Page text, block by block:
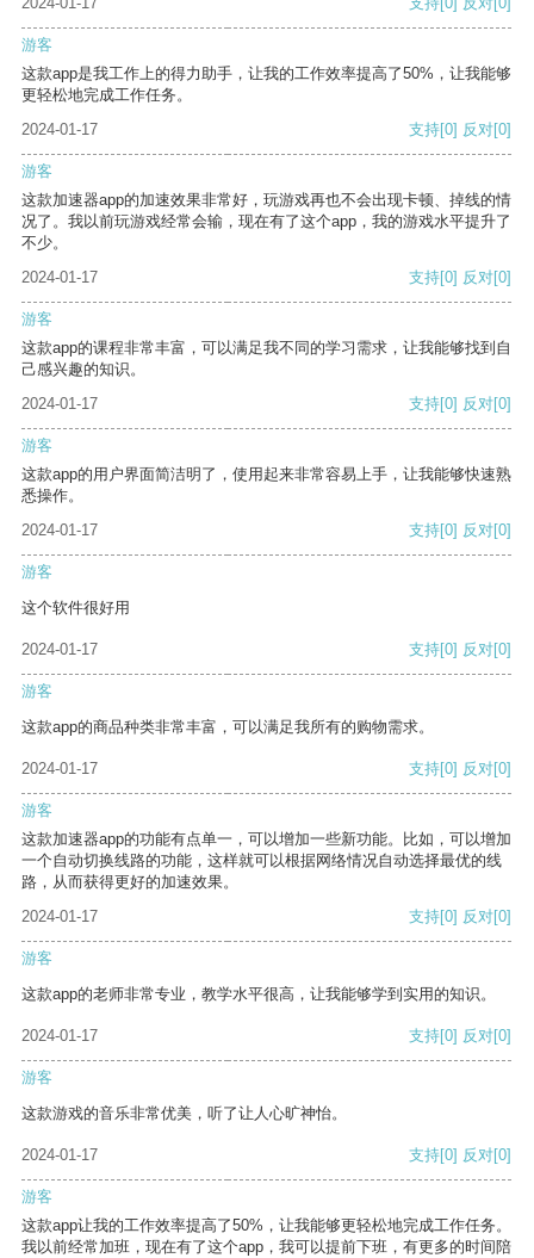
游客
这款app是我工作上的得力助手，让我的工作效率提高了50%，让我能够
更轻松地完成工作任务。
2024-01-17
支持[0] 反对[0]
游客
这款加速器app的加速效果非常好，玩游戏再也不会出现卡顿、掉线的情
况了。我以前玩游戏经常会输，现在有了这个app，我的游戏水平提升了
不少。
2024-01-17
支持[0] 反对[0]
游客
这款app的课程非常丰富，可以满足我不同的学习需求，让我能够找到自
己感兴趣的知识。
2024-01-17
支持[0] 反对[0]
游客
这款app的用户界面简洁明了，使用起来非常容易上手，让我能够快速熟
悉操作。
2024-01-17
支持[0] 反对[0]
游客
这个软件很好用
2024-01-17 支持[0] 反对[0]
游客
这款app的商品种类非常丰富，可以满足我所有的购物需求。
2024-01-17 支持[0] 反对[0]
游客
这款加速器app的功能有点单一，可以增加一些新功能。比如，可以增加
一个自动切换线路的功能，这样就可以根据网络情况自动选择最优的线
路，从而获得更好的加速效果。
2024-01-17
支持[0] 反对[0]
游客
这款app的老师非常专业，教学水平很高，让我能够学到实用的知识。
2024-01-17 支持[0] 反对[0]
游客
这款游戏的音乐非常优美，听了让人心旷神怡。
2024-01-17 支持[0] 反对[0]
游客
这款app让我的工作效率提高了50%，让我能够更轻松地完成工作任务。
我以前经常加班，现在有了这个app，我可以提前下班，有更多的时间陪